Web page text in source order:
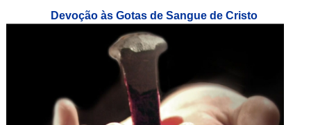
Devoção às Gotas de Sangue de Cristo